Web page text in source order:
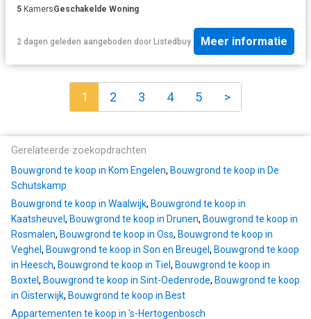
5 KamersGeschakelde Woning
2 dagen geleden aangeboden door Listedbuy Meer informatie
1 2 3 4 5 >
Gerelateerde zoekopdrachten
Bouwgrond te koop in Kom Engelen, Bouwgrond te koop in De
Schutskamp
Bouwgrond te koop in Waalwijk, Bouwgrond te koop in
Kaatsheuvel , Bouwgrond te koop in Drunen, Bouwgrond te koop in
Rosmalen, Bouwgrond te koop in Oss, Bouwgrond te koop in
Veghel , Bouwgrond te koop in Son en Breugel , Bouwgrond te koop
in Heesch, Bouwgrond te koop in Tiel , Bouwgrond te koop in
Boxtel , Bouwgrond te koop in Sint-Oedenrode, Bouwgrond te koop
in Oisterwijk, Bouwgrond te koop in Best
Appartementen te koop in 's-Hertogenbosch